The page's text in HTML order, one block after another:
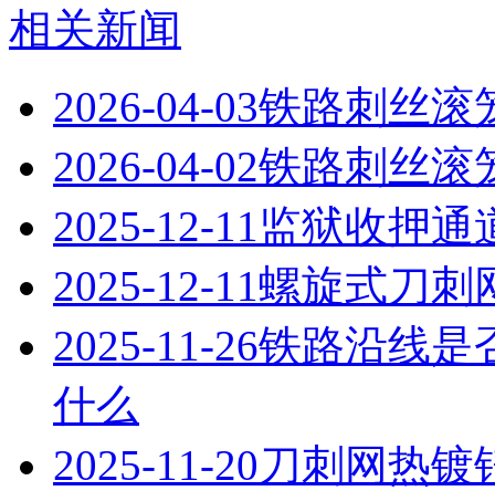
相关新闻
2026-04-03铁路刺丝滚
2026-04-02铁路刺丝滚
2025-12-11监狱收押通
2025-12-11螺旋式刀刺
2025-11-26铁路沿线是
什么
2025-11-20刀刺网热镀